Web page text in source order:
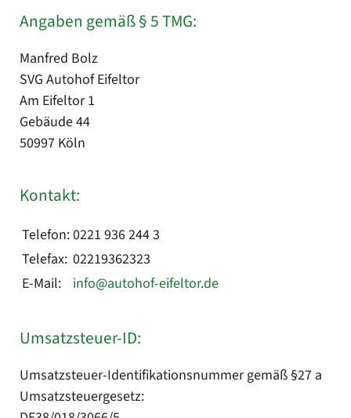
Angaben gemäß § 5 TMG:
Manfred Bolz
SVG Autohof Eifeltor
Am Eifeltor 1
Gebäude 44
50997 Köln
Kontakt:
Telefon:0221 936 244 3
Telefax: 02219362323
E-Mail:
info@autohof-eifeltor.de
Umsatzsteuer-ID:
Umsatzsteuer-Identifikationsnummer gemäß §27 a
Umsatzsteuergesetz: